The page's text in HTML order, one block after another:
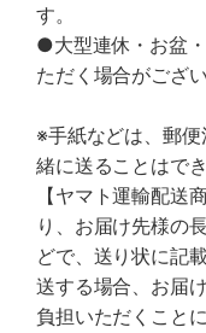
す。
●大型連休・お盆
ただく場合がござい
※手紙などは、郵
緒に送ることはで
【ヤマト運輸配送
り、お届け先様の
どで、送り状に記
送する場合、お届
負担いただくこと